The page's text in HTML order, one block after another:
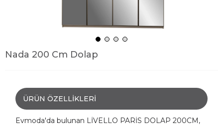
Nada 200 Cm Dolap
ÜRÜN ÖZELLIKLERI
Evmoda'da bulunan LİVELLO PARİS DOLAP 200CM,